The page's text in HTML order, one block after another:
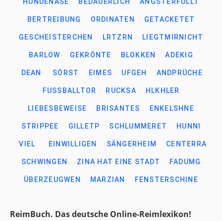
BERTREIBUNG ORDINATEN GETACKETET
GESCHEISTERCHEN LRTZRN LIEGTMIRNICHT
BARLOW GEKRÖNTE BLOKKEN ADEKIG
DEAN SÖRST EIMES UFGEH ANDPRÜCHE
FUSSBALLTOR RUCKSA HLKHLER
LIEBESBEWEISE BRISANTES ENKELSHNE
STRIPPEE GILLETP SCHLUMMERET HUNNI
VIEL EINWILLIGEN SÄNGERHEIM CENTERRA
SCHWINGEN ZINA HAT EINE STADT FADUMG
ÜBERZEUGWEN MARZIAN FENSTERSCHINE
ReimBuch. Das deutsche Online-Reimlexikon!